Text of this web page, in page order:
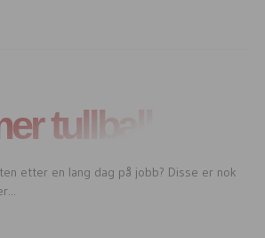
tullball
etter en lang dag på jobb? Disse er nok